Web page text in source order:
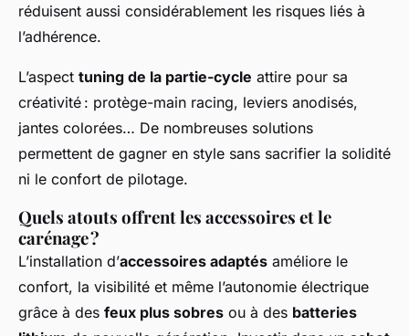
réduisent aussi considérablement les risques liés à
l’adhérence.
L’aspect tuning de la partie-cycle attire pour sa
créativité : protège-main racing, leviers anodisés,
jantes colorées… De nombreuses solutions
permettent de gagner en style sans sacrifier la solidité
ni le confort de pilotage.
Quels atouts offrent les accessoires et le
carénage ?
L’installation d’accessoires adaptés améliore le
confort, la visibilité et même l’autonomie électrique
grâce à des feux plus sobres ou à des batteries